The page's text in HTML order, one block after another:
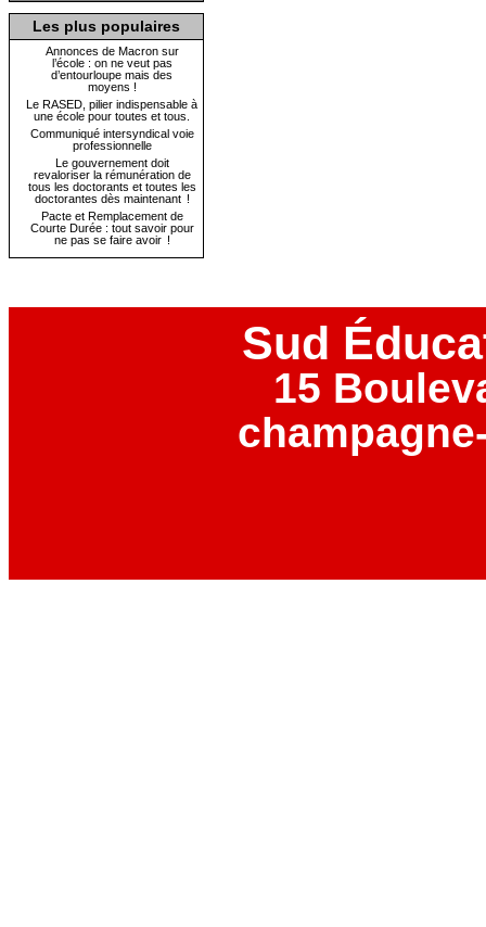
Les plus populaires
Annonces de Macron sur
l’école : on ne veut pas
d’entourloupe mais des
moyens !
Le RASED, pilier indispensable à
une école pour toutes et tous.
Communiqué intersyndical voie
professionnelle
Le gouvernement doit
revaloriser la rémunération de
tous les doctorants et toutes les
doctorantes dès maintenant !
Pacte et Remplacement de
Courte Durée : tout savoir pour
ne pas se faire avoir !
Sud
15